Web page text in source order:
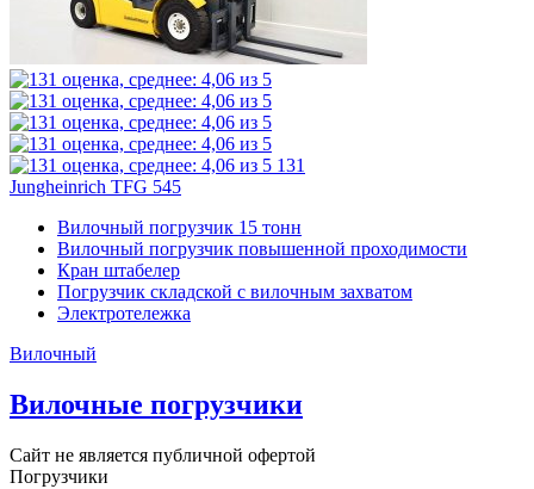
131
Jungheinrich TFG 545
Вилочный погрузчик 15 тонн
Вилочный погрузчик повышенной проходимости
Кран штабелер
Погрузчик складской с вилочным захватом
Электротележка
Вилочный
Вилочные погрузчики
Сайт не является публичной офертой
Погрузчики